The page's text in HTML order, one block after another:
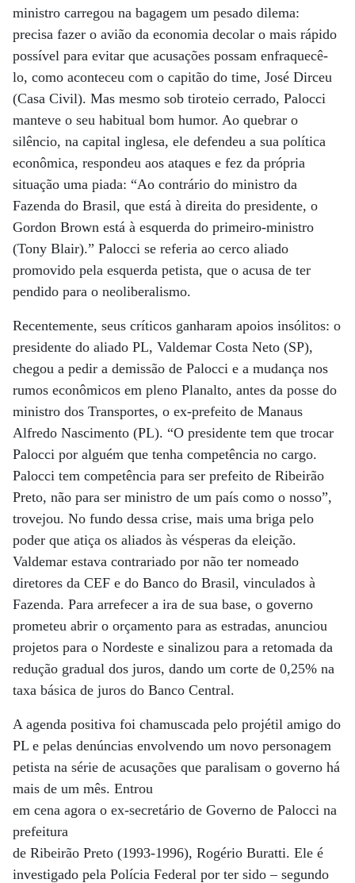
ministro carregou na bagagem um pesado dilema:
precisa fazer o avião da economia decolar o mais rápido
possível para evitar que acusações possam enfraquecê-
lo, como aconteceu com o capitão do time, José Dirceu
(Casa Civil). Mas mesmo sob tiroteio cerrado, Palocci
manteve o seu habitual bom humor. Ao quebrar o
silêncio, na capital inglesa, ele defendeu a sua política
econômica, respondeu aos ataques e fez da própria
situação uma piada: “Ao contrário do ministro da
Fazenda do Brasil, que está à direita do presidente, o
Gordon Brown está à esquerda do primeiro-ministro
(Tony Blair).” Palocci se referia ao cerco aliado
promovido pela esquerda petista, que o acusa de ter
pendido para o neoliberalismo.
Recentemente, seus críticos ganharam apoios insólitos: o
presidente do aliado PL, Valdemar Costa Neto (SP),
chegou a pedir a demissão de Palocci e a mudança nos
rumos econômicos em pleno Planalto, antes da posse do
ministro dos Transportes, o ex-prefeito de Manaus
Alfredo Nascimento (PL). “O presidente tem que trocar
Palocci por alguém que tenha competência no cargo.
Palocci tem competência para ser prefeito de Ribeirão
Preto, não para ser ministro de um país como o nosso”,
trovejou. No fundo dessa crise, mais uma briga pelo
poder que atiça os aliados às vésperas da eleição.
Valdemar estava contrariado por não ter nomeado
diretores da CEF e do Banco do Brasil, vinculados à
Fazenda. Para arrefecer a ira de sua base, o governo
prometeu abrir o orçamento para as estradas, anunciou
projetos para o Nordeste e sinalizou para a retomada da
redução gradual dos juros, dando um corte de 0,25% na
taxa básica de juros do Banco Central.
A agenda positiva foi chamuscada pelo projétil amigo do
PL e pelas denúncias envolvendo um novo personagem
petista na série de acusações que paralisam o governo há
mais de um mês. Entrou
em cena agora o ex-secretário de Governo de Palocci na
prefeitura
de Ribeirão Preto (1993-1996), Rogério Buratti. Ele é
investigado pela Polícia Federal por ter sido – segundo